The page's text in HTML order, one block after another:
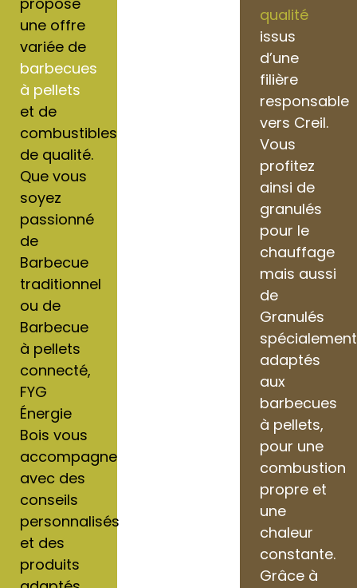
une offre
variée de
barbecues
à pellets
et de
combustibles
de qualité.
Que vous
soyez
passionné
de
Barbecue
traditionnel
ou de
Barbecue
à pellets
connecté,
FYG
Énergie
Bois vous
accompagne
avec des
conseils
personnalisés
et des
produits
qualité
issus
d’une
filière
responsable
vers Creil.
Vous
profitez
ainsi de
granulés
pour le
chauffage
mais aussi
de
Granulés
spécialement
adaptés
aux
barbecues
à pellets,
pour une
combustion
propre et
une
chaleur
constante.
Grâce à